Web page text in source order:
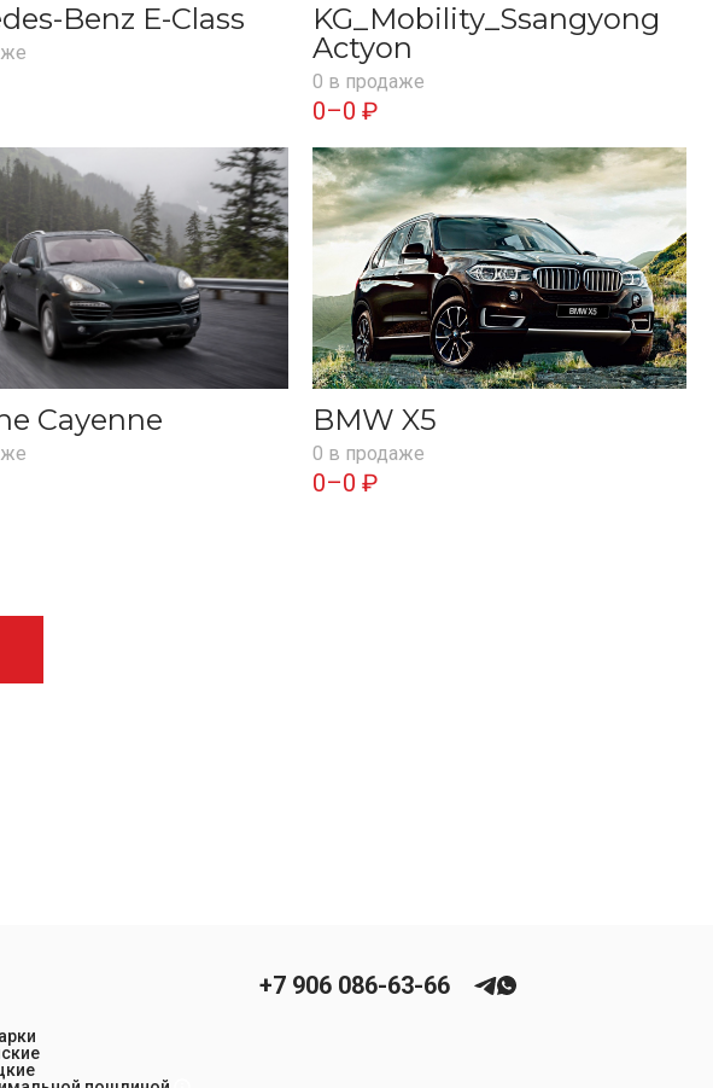
Benz E-Class
KG_Mobility_Ssangyong
Actyon
0 в продаже
0–0 ₽
Cayenne BMW X5
0 в продаже
0–0 ₽
+7 906 086-63-66